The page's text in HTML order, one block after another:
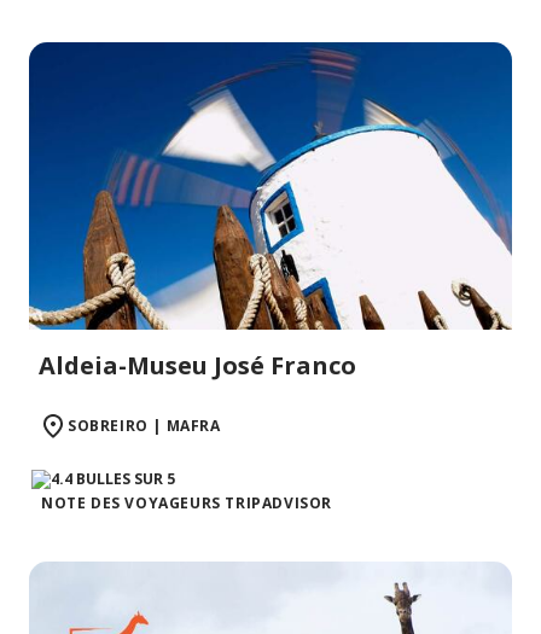
Aldeia-Museu José Franco
SOBREIRO | MAFRA
NOTE DES VOYAGEURS TRIPADVISOR